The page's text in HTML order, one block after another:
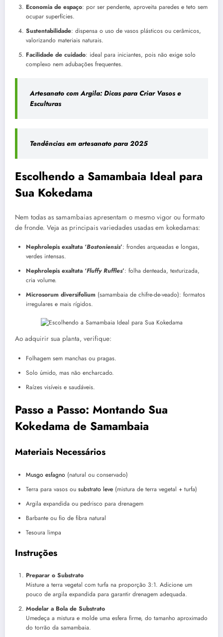
Economia de espaço: por ser pendente, aproveita paredes e teto sem
ocupar superfícies.
Sustentabilidade: dispensa o uso de vasos plásticos ou cerâmicos,
valorizando materiais naturais.
Facilidade de cuidado: ideal para iniciantes, pois não exige solo
complexo nem adubações frequentes.
Artesanato com Argila: Dicas para Criar Vasos e
Esculturas
Tendências em artesanato para 2025
Escolhendo a Samambaia Ideal para
Sua Kokedama
Nem todas as samambaias apresentam o mesmo vigor ou formato
de fronde. Veja as principais variedades usadas em kokedamas:
Nephrolepis exaltata ‘Bostoniensis’: frondes arqueadas e longas,
verdes intensas.
Nephrolepis exaltata ‘Fluffy Ruffles’: folha denteada, texturizada,
cria volume.
Microsorum diversifolium (samambaia de chifre-de-veado): formatos
irregulares e mais rígidos.
Ao adquirir sua planta, verifique:
Folhagem sem manchas ou pragas.
Solo úmido, mas não encharcado.
Raízes visíveis e saudáveis.
Passo a Passo: Montando Sua
Kokedama de Samambaia
Materiais Necessários
Musgo esfagno (natural ou conservado)
Terra para vasos ou substrato leve (mistura de terra vegetal + turfa)
Argila expandida ou pedrisco para drenagem
Barbante ou fio de fibra natural
Tesoura limpa
Instruções
Preparar o Substrato
Misture a terra vegetal com turfa na proporção 3:1. Adicione um
pouco de argila expandida para garantir drenagem adequada.
Modelar a Bola de Substrato
Umedeça a mistura e molde uma esfera firme, do tamanho aproximado
do torrão da samambaia.